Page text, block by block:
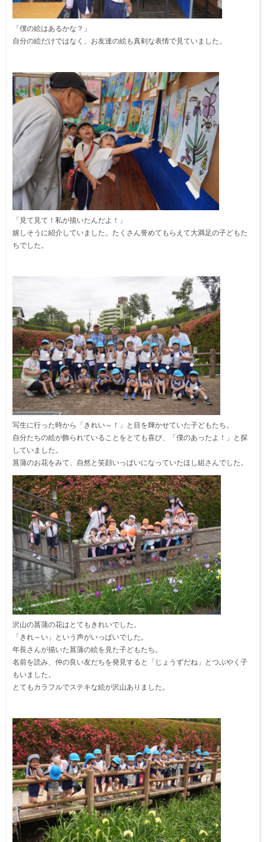
「僕の絵はあるかな？」
自分の絵だけではなく、お友達の絵も真剣な表情で見ていました。
「見て見て！私が描いたんだよ！」
嬉しそうに紹介していました。たくさん誉めてもらえて大満足の子どもた
ちでした。
写生に行った時から「きれい～！」と目を輝かせていた子どもたち。
自分たちの絵が飾られていることをとても喜び、「僕のあったよ！」と探
していました。
菖蒲のお花をみて、自然と笑顔いっぱいになっていたほし組さんでした。
沢山の菖蒲の花はとてもきれいでした。
「きれ～い」という声がいっぱいでした。
年長さんが描いた菖蒲の絵を見た子どもたち。
名前を読み、仲の良い友だちを発見すると「じょうずだね」とつぶやく子
もいました。
とてもカラフルでステキな絵が沢山ありました。